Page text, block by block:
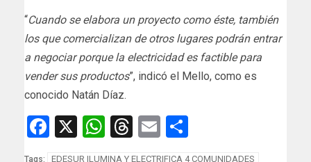
“Cuando se elabora un proyecto como éste, también
los que comercializan de otros lugares podrán entrar
a negociar porque la electricidad es factible para
vender sus productos”, indicó el Mello, como es
conocido Natán Díaz.
Facebook
X WhatsApp
Threads
Email
Tags: EDESUR ILUMINA Y ELECTRIFICA 4 COMUNIDADES